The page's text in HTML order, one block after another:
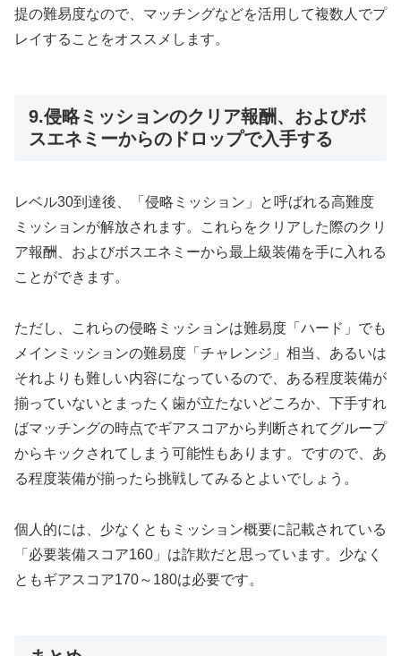
提の難易度なので、マッチングなどを活用して複数人でプ
レイすることをオススメします。
9.侵略ミッションのクリア報酬、およびボ
スエネミーからのドロップで入手する
レベル30到達後、「侵略ミッション」と呼ばれる高難度
ミッションが解放されます。これらをクリアした際のクリ
ア報酬、およびボスエネミーから最上級装備を手に入れる
ことができます。
ただし、これらの侵略ミッションは難易度「ハード」でも
メインミッションの難易度「チャレンジ」相当、あるいは
それよりも難しい内容になっているので、ある程度装備が
揃っていないとまったく歯が立たないどころか、下手すれ
ばマッチングの時点でギアスコアから判断されてグループ
からキックされてしまう可能性もあります。ですので、あ
る程度装備が揃ったら挑戦してみるとよいでしょう。
個人的には、少なくともミッション概要に記載されている
「必要装備スコア160」は詐欺だと思っています。少なく
ともギアスコア170～180は必要です。